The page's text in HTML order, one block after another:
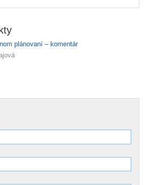
plánovaní – komentár